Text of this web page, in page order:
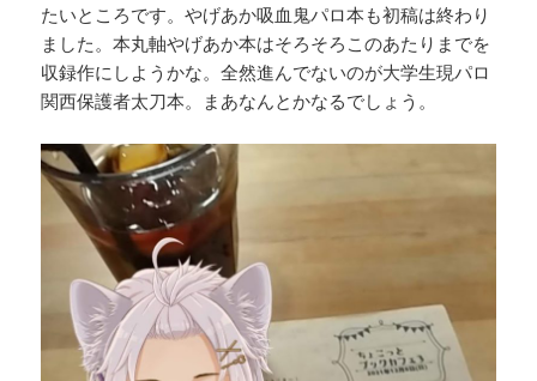
たいところです。やげあか吸血鬼パロ本も初稿は終わり
ました。本丸軸やげあか本はそろそろこのあたりまでを
収録作にしようかな。全然進んでないのが大学生現パロ
関西保護者太刀本。まあなんとかなるでしょう。